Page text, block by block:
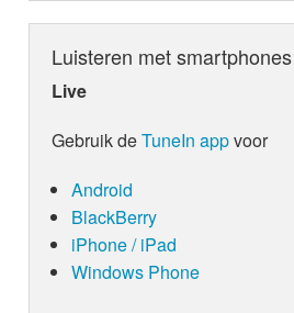
Luisteren met
Live
Gebruik deTuneIn appvoor
Android
BlackBerry
iPhone / iPad
Windows Phone